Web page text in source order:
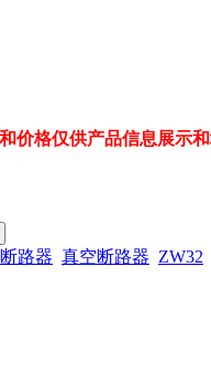
价格仅供产品信息展示
路器 真空断路器 ZW32